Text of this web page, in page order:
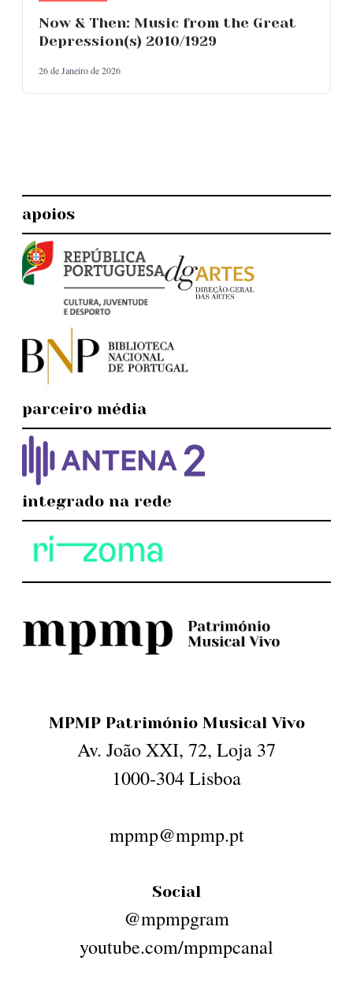
Now & Then: Music from the Great
Depression(s) 2010/1929
26 de Janeiro de 2026
apoios
parceiro média
integrado na rede
MPMP Património Musical Vivo
Av. João XXI, 72, Loja 37
1000-304 Lisboa
mpmp@mpmp.pt
Social
@mpmpgram
youtube.com/mpmpcanal